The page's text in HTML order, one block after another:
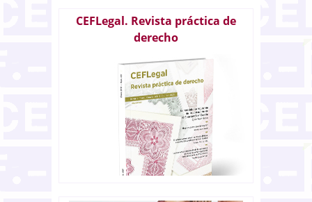
CEFLegal. Revista práctica de
derecho